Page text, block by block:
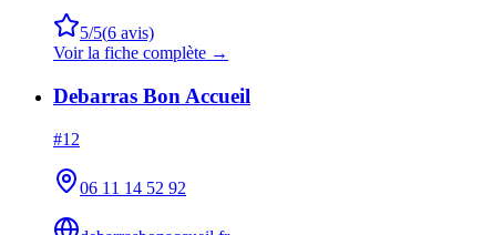
5/5(6 avis)
Voir la fiche complète →
Debarras Bon Accueil
#12
06 11 14 52 92